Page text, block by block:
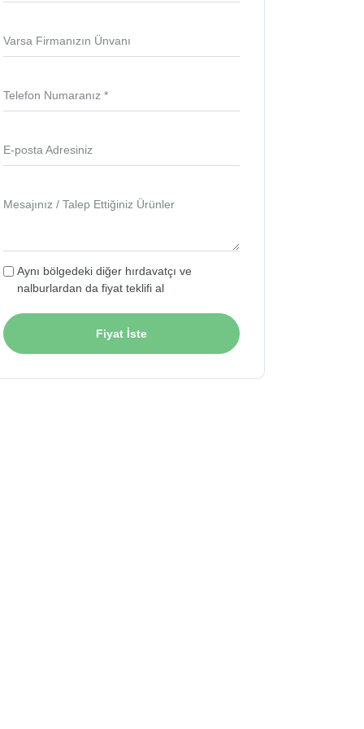
Varsa Firmanızın Ünvanı
Telefon Numaranız *
E-posta Adresiniz
Mesajınız / Talep Ettiğiniz Ürünler
Aynı bölgedeki diğer hırdavatçı ve
nalburlardan da fiyat teklifi al
Fiyat İste